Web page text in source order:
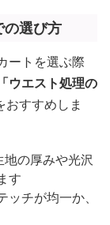
の選び方
ートを選ぶ際
ウエスト処理の
すすめしま
の厚みや光沢
す
チが均一か、